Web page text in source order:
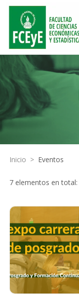
Inicio > Eventos
7 elementos en total: